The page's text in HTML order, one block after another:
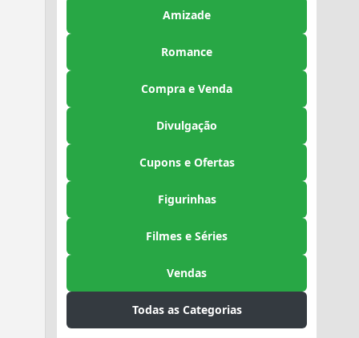
Amizade
Romance
Compra e Venda
Divulgação
Cupons e Ofertas
Figurinhas
Filmes e Séries
Vendas
Todas as Categorias